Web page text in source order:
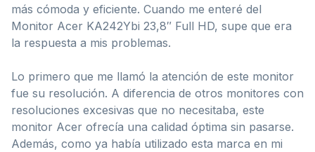
más cómoda y eficiente. Cuando me enteré del
Monitor Acer KA242Ybi 23,8″ Full HD, supe que era
la respuesta a mis problemas.
Lo primero que me llamó la atención de este monitor
fue su resolución. A diferencia de otros monitores con
resoluciones excesivas que no necesitaba, este
monitor Acer ofrecía una calidad óptima sin pasarse.
Además, como ya había utilizado esta marca en mi